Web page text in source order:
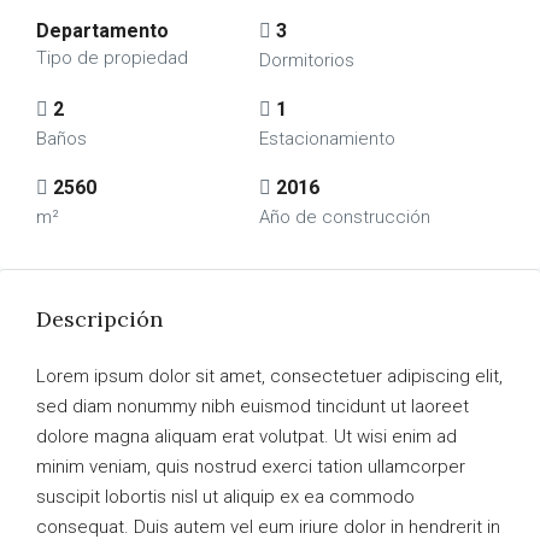
Departamento
Tipo de propiedad
3
Dormitorios
2
Baños
1
Estacionamiento
2560
m²
2016
Año de construcción
Descripción
Lorem ipsum dolor sit amet, consectetuer adipiscing elit,
sed diam nonummy nibh euismod tincidunt ut laoreet
dolore magna aliquam erat volutpat. Ut wisi enim ad
minim veniam, quis nostrud exerci tation ullamcorper
suscipit lobortis nisl ut aliquip ex ea commodo
consequat. Duis autem vel eum iriure dolor in hendrerit in